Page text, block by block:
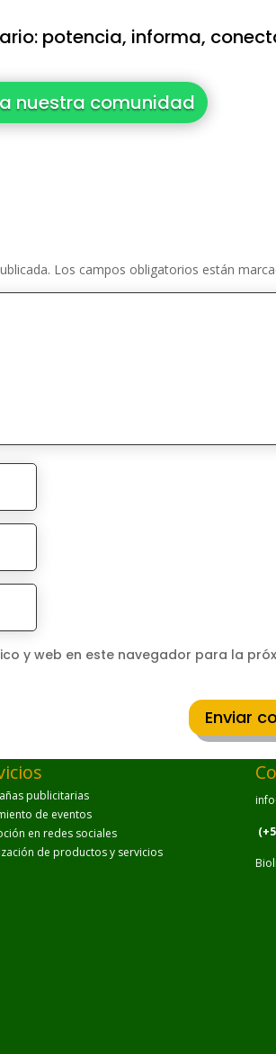
potencia, informa,
nuestra comunidad
Los campos obligatorios están
y web en este navegador para la
Enviar
publicitarias
de eventos
en redes sociales
de productos y servicios